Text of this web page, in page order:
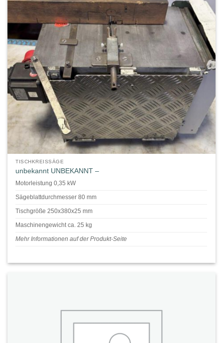
TISCHKREISSÄGE
unbekannt UNBEKANNT –
Motorleistung 0,35 kW
Sägeblattdurchmesser 80 mm
Tischgröße 250x380x25 mm
Maschinengewicht ca. 25 kg
Mehr Informationen auf der Produkt-Seite